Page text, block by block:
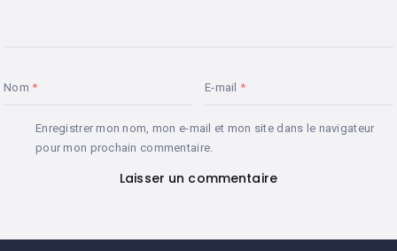
Nom E-mail
Enregistrer mon nom, mon e-mail et mon site dans le navigateur
pour mon prochain commentaire.